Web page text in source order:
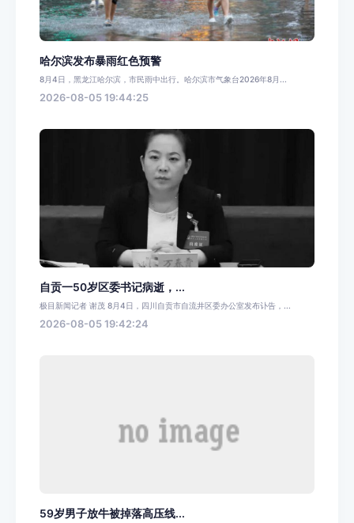
哈尔滨发布暴雨红色预警
8月4日，黑龙江哈尔滨，市民雨中出行。哈尔滨市气象台2026年8月...
2026-08-05 19:44:25
自贡一50岁区委书记病逝，...
极目新闻记者 谢茂 8月4日，四川自贡市自流井区委办公室发布讣告，...
2026-08-05 19:42:24
59岁男子放牛被掉落高压线...